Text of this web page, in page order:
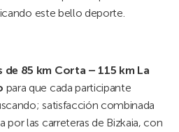
este bello deporte.
85 km Corta – 115 km La
para que cada participante
satisfacción combinada
por las carreteras de Bizkaia, con